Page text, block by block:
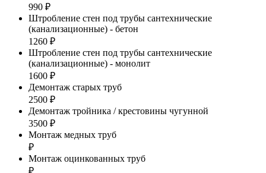
990 ₽
Штробление стен под трубы сантехнические
(канализационные) - бетон
1260 ₽
Штробление стен под трубы сантехнические
(канализационные) - монолит
1600 ₽
Демонтаж старых труб
2500 ₽
Демонтаж тройника / крестовины чугунной
3500 ₽
Монтаж медных труб
₽
Монтаж оцинкованных труб
₽